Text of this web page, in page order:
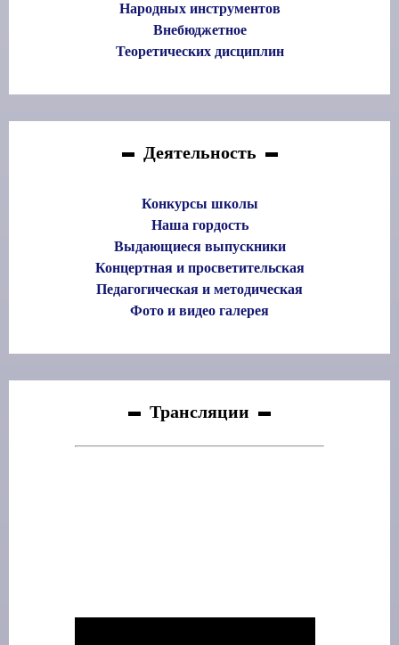
Народных инструментов
Внебюджетное
Теоретических дисциплин
Деятельность
Конкурсы школы
Наша гордость
Выдающиеся выпускники
Концертная и просветительская
Педагогическая и методическая
Фото и видео галерея
Трансляции